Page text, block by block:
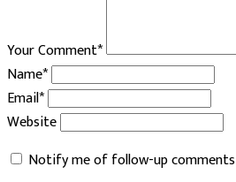
Your Comment*
Name*
Email*
Website
Notify me of follow-up comments